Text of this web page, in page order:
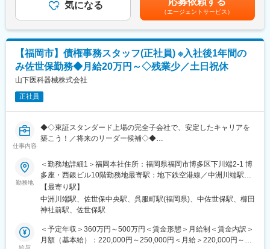
（2）自治体と連携した地方創生業務
・マッチングイベント企画、展示会出展、セミナー開催の取り纏
支援業務を受託しています
■組織構成について：
8名（営業4名、アシスタント4名）の組織となっております。
■教育体制について：
技術的な知見も必要な商材を取り扱っていただきますので、基本
的には座学やＯＪＴなどを通して指導します。
■長崎支店について：
ープの重要拠点です。高付加価値船舶、新エネルギー設備、非鉄
金属、環境関連の将来性ある分野に営業力を集中しています。機
械関連商権と、非鉄関連商権の両立てで、競合性、収益性、成長
性と共に環境性、社会性を重視し、両取組分野において更なる事
業規模の拡大と、永続的な発展を目指しています。
■働き方：
九州外の転勤はございませんので腰を据えて働くことができる環
気になる
（エージェントサービス）
【福岡市】債権事務スタッフ(正社員) ※入社後1年間の
み佐世保勤務◆月給20万円～◇残業少／土日祝休
山下医科器械株式会社
正社員
仕事内容
◆◇東証スタンダード上場の完全子会社で、安定したキャリアを
築こう！／将来のリーダー候補◇◆
■採用背景：
組織強化と業務効率化のための増員募集です。
■業務内容：
事務スタッフとして以下の業務を担当していただきます。
※入社から1年間は佐世保市での勤務、その後は福岡市での勤務で
勤務地
＜勤務地詳細1＞福岡本社住所：福岡県福岡市博多区下川端2-1 博
多座・西銀ビル10階勤務地最寄駅：地下鉄空港線／中洲川端駅受
動喫煙対策：敷地内全面禁煙＜勤務地詳細2＞佐世保支社住所：長
崎県佐世保市湊町3-13 受動喫煙対策：敷地内全面禁煙変更の範
囲：会社の定める事業所
【最寄り駅】
中洲川端駅、佐世保中央駅、呉服町駅(福岡県)、中佐世保駅、櫛田
神社前駅、佐世保駅
給与
＜予定年収＞360万円～500万円＜賃金形態＞月給制＜賃金内訳＞
月額（基本給）：220,000円～250,000円＜月給＞220,000円～